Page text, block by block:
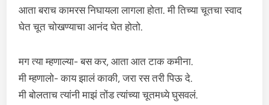
आता बराच कामरस निघायला लागला होता. मी तिच्या चूतचा स्वाद
घेत चूत चोखण्याचा आनंद घेत होतो.
मग त्या म्हणाल्या- बस कर, आता आत टाक कमीना.
मी म्हणालो- काय झालं काकी, जरा रस तरी पिऊ दे.
मी बोलताच त्यांनी माझं तोंड त्यांच्या चूतमध्ये घुसवलं.